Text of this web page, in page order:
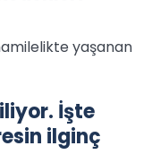
yaşanan
İşte
ilginç